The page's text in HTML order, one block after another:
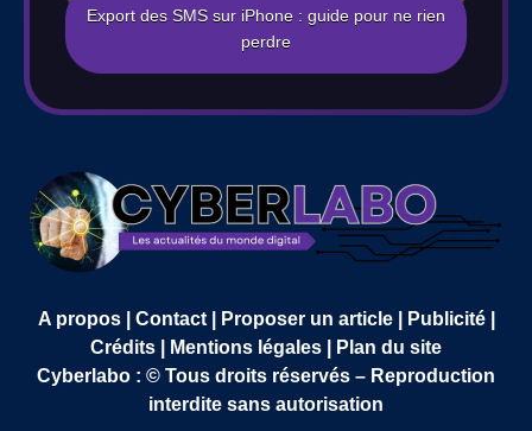
Export des SMS sur iPhone : guide pour ne rien
perdre
A propos | Contact | Proposer un article | Publicité |
Crédits | Mentions légales |
Plan du site
Cyberlabo : © Tous droits réservés – Reproduction
interdite sans autorisation